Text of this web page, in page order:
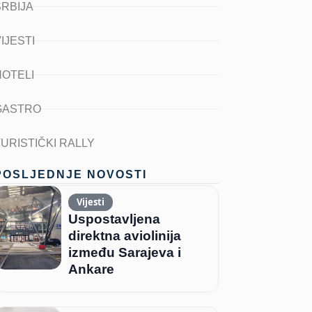
RALLY
NOVOSTI
Vijesti
Uspostavljena
direktna aviolinija
između Sarajeva i
Ankare